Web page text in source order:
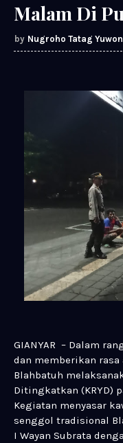
Malam Di
Nugroho Tatag
GIANYAR – Dalam
dan memberikan rasa
Blahbatuh
Ditingkatkan (KRYD)
Kegiatan menyasar
senggol tradisional
I Wayan Subrata